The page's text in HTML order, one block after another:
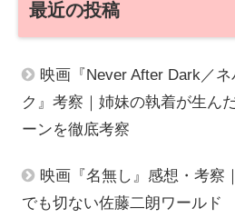
最近の投稿
映画『Never After Dark／
ク』考察｜姉妹の執着が生ん
ーンを徹底考察
映画『名無し』感想・考察
でも切ない佐藤二朗ワールド